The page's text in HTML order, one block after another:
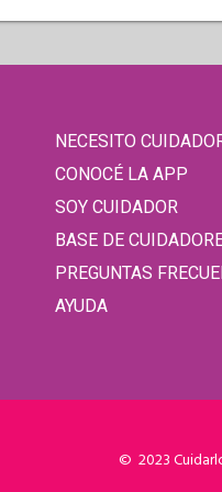
NECESITO
CONOCÉ LA APP
SOY CUIDADOR
BASE DE
PREGUNTAS
AYUDA
© 2023